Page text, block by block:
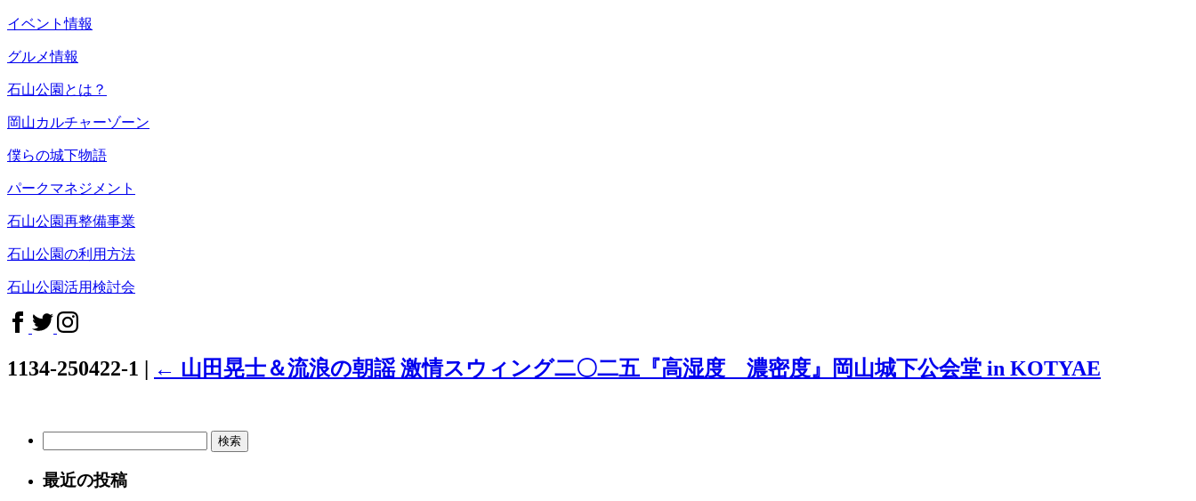
イベント情報
グルメ情報
石山公園とは？
岡山カルチャーゾーン
僕らの城下物語
パークマネジメント
石山公園再整備事業
石山公園の利用方法
石山公園活用検討会
1134-250422-1 ← 山田晃士＆流浪の朝謡 激情スウィング二〇二五『高湿度 濃密度』岡山城下公会堂 in KOTYAE
最近の投稿